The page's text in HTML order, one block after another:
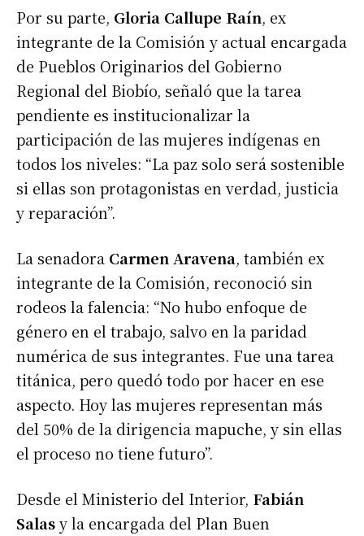
Por su parte, Gloria Callupe Raín, ex
integrante de la Comisión y actual encargada
de Pueblos Originarios del Gobierno
Regional del Biobío, señaló que la tarea
pendiente es institucionalizar la
participación de las mujeres indígenas en
todos los niveles: “La paz solo será sostenible
si ellas son protagonistas en verdad, justicia
y reparación”.
La senadora Carmen Aravena, también ex
integrante de la Comisión, reconoció sin
rodeos la falencia: “No hubo enfoque de
género en el trabajo, salvo en la paridad
numérica de sus integrantes. Fue una tarea
titánica, pero quedó todo por hacer en ese
aspecto. Hoy las mujeres representan más
del 50% de la dirigencia mapuche, y sin ellas
el proceso no tiene futuro”.
Desde el Ministerio del Interior, Fabián
Salasy la encargada del Plan Buen